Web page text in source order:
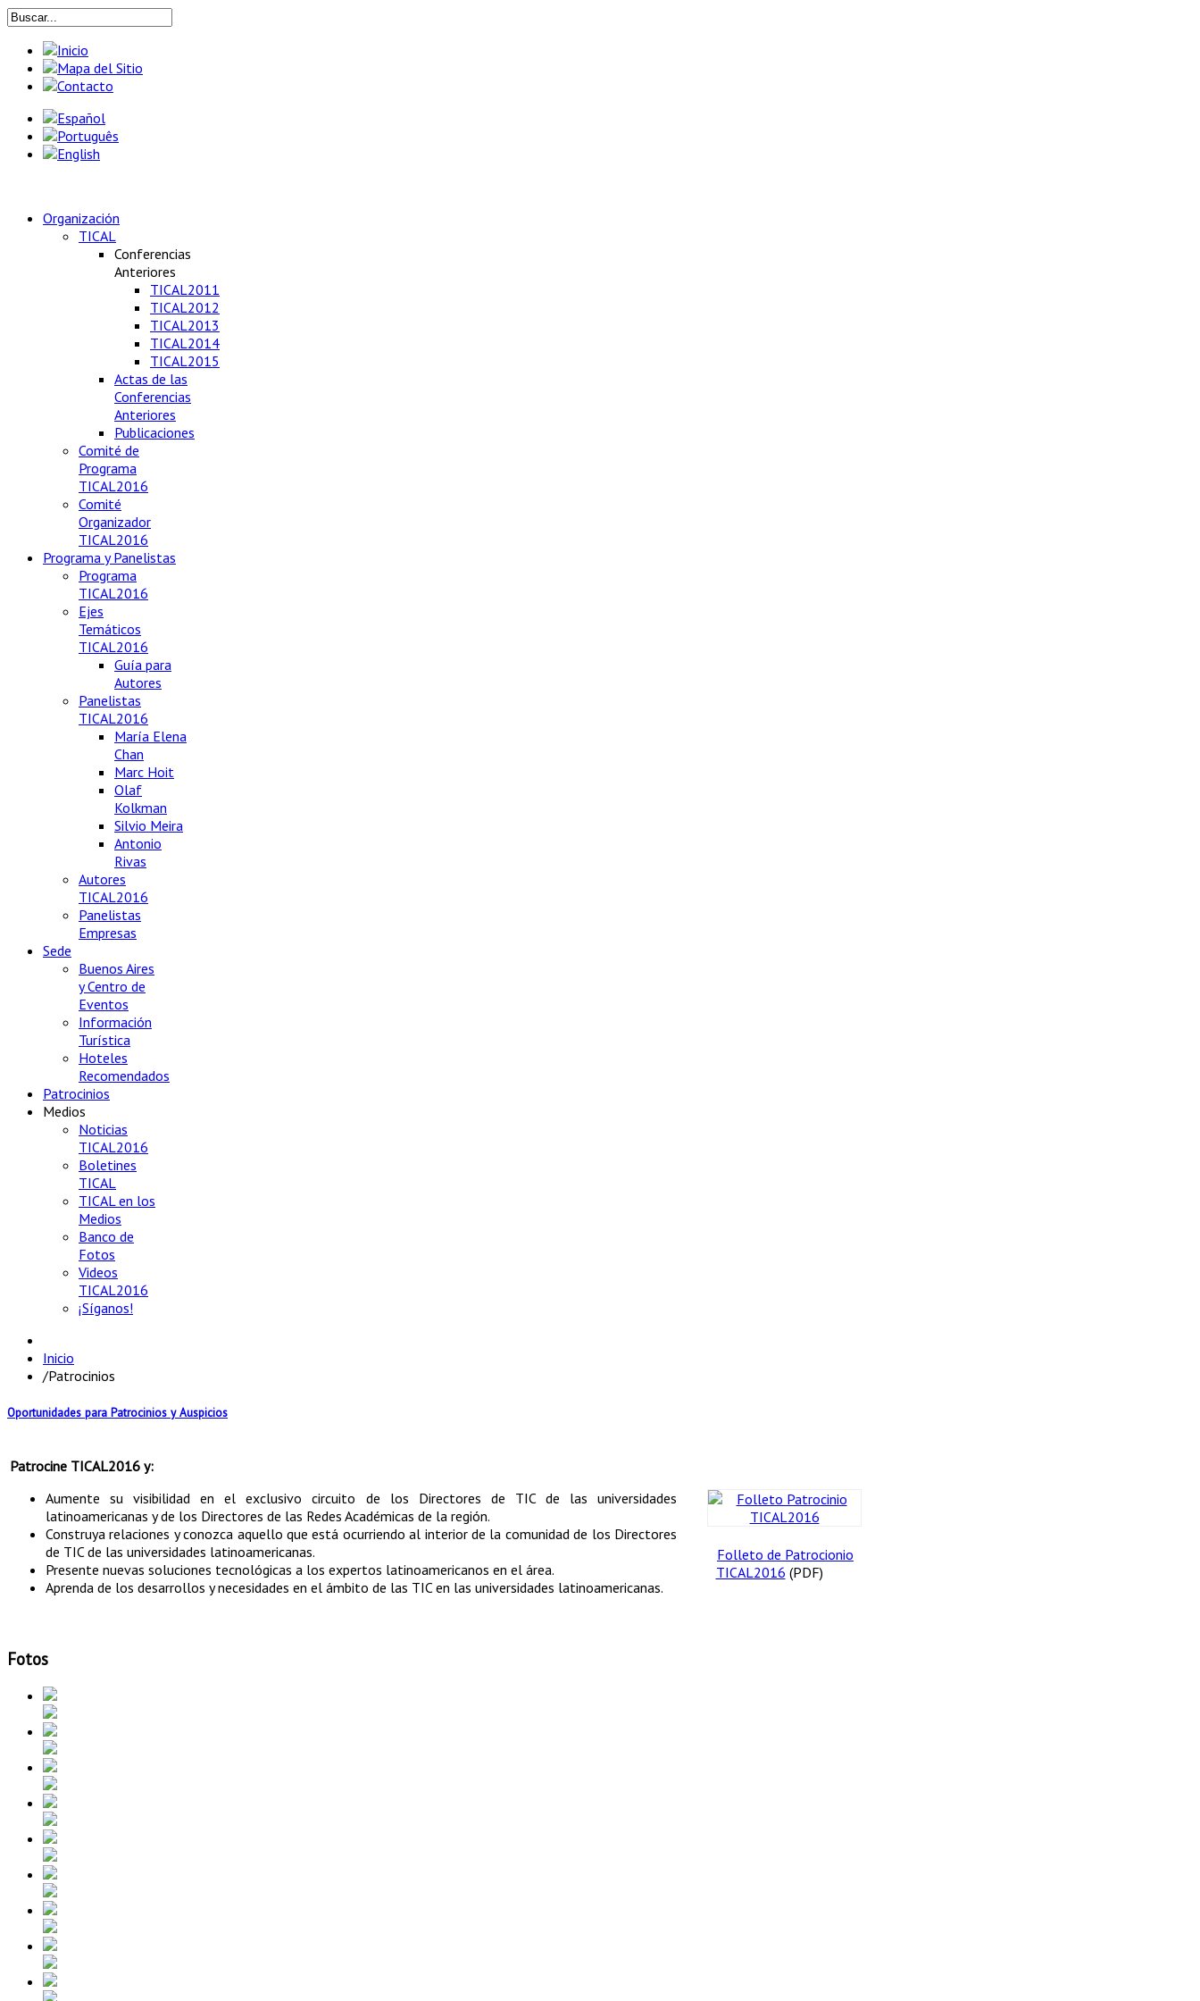
Organización
TICAL
Conferencias
Anteriores
TICAL2011
TICAL2012
TICAL2013
TICAL2014
TICAL2015
Actas de las
Conferencias
Anteriores
Publicaciones
Comité de
Programa
TICAL2016
Comité
Organizador
TICAL2016
Programa y Panelistas
Programa
TICAL2016
Ejes
Temáticos
TICAL2016
Guía para
Autores
Panelistas
TICAL2016
María Elena
Chan
Marc Hoit
Olaf
Kolkman
Silvio Meira
Antonio
Rivas
Autores
TICAL2016
Panelistas
Empresas
Sede
Buenos Aires
y Centro de
Eventos
Información
Turística
Hoteles
Recomendados
Patrocinios
Medios
Noticias
TICAL2016
Boletines
TICAL
TICAL en los
Medios
Banco de
Fotos
Videos
TICAL2016
¡Síganos!
Inicio
/Patrocinios
Oportunidades para Patrocinios y Auspicios
Patrocine TICAL2016 y:
Aumente su visibilidad en el exclusivo circuito de los Directores de TIC de las universidades
latinoamericanas y de los Directores de las Redes Académicas de la región.
Construya relaciones y conozca aquello que está ocurriendo al interior de la comunidad de los Directores
de TIC de las universidades latinoamericanas.
Presente nuevas soluciones tecnológicas a los expertos latinoamericanos en el área.
Aprenda de los desarrollos y necesidades en el ámbito de las TIC en las universidades latinoamericanas.
Folleto de Patrocionio
TICAL2016 (PDF)
Fotos